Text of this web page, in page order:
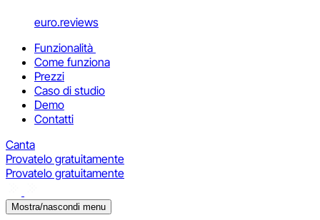
euro.reviews
Funzionalità
Come funziona
Prezzi
Caso di studio
Demo
Contatti
Canta
Provatelo gratuitamente
Provatelo gratuitamente
Mostra/nascondi menu